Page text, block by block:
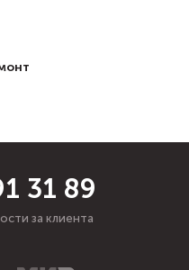
31 89
за клиента